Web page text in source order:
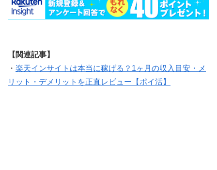
【関連記事】
・ 楽天インサイトは本当に稼げる？1ヶ月の収入目安・メ
リット・デメリットを正直レビュー【ポイ活】